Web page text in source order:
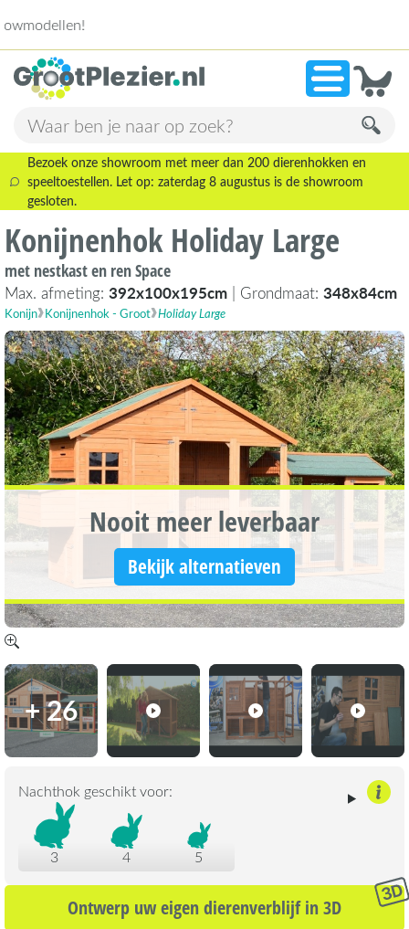
»13.945
Bezoek onze showroom met meer dan 200 dierenhokken en
speeltoestellen. Let op: zaterdag 8 augustus is de showroom
gesloten.
Konijnenhok Holiday Large
met nestkast en ren Space
Max. afmeting: 392x100x195cm | Grondmaat: 348x84cm
Konijn Konijnenhok - Groot Holiday Large
Nooit meer leverbaar
Bekijk alternatieven
+ 26
Nachthok geschikt voor:
3 4 5
Ontwerp uw eigen dierenverblijf in 3D